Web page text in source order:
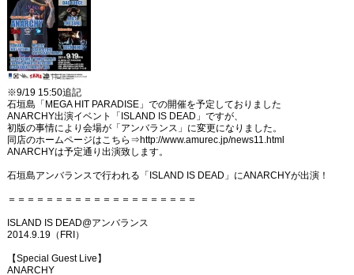
※9/19 15:50追記
石垣島「MEGA HIT PARADISE」での開催を予定しておりました
ANARCHY出演イベント「ISLAND IS DEAD」ですが、
初版の事情により会場が「アンバランス」に変更になりました。
同店のホームページはこちら⇒http://www.amurec.jp/news11.html
ANARCHYは予定通り出演致します。
石垣島アンバランスで行われる「ISLAND IS DEAD」にANARCHYが出演！
＝＝＝＝＝＝＝＝＝＝＝＝＝＝＝＝＝＝＝＝
ISLAND IS DEAD@アンバランス
2014.9.19（FRI）
【Special Guest Live】
ANARCHY
PROFILE
STORE
Twitter
Instagram
LINE